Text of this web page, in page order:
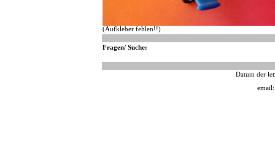
(Aufkleber fehlen!!)
Fragen/ Suche:
Datum der